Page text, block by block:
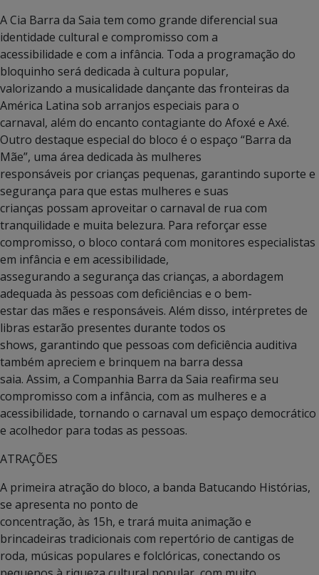
A Cia Barra da Saia tem como grande diferencial sua
identidade cultural e compromisso com a
acessibilidade e com a infância. Toda a programação do
bloquinho será dedicada à cultura popular,
valorizando a musicalidade dançante das fronteiras da
América Latina sob arranjos especiais para o
carnaval, além do encanto contagiante do Afoxé e Axé.
Outro destaque especial do bloco é o espaço “Barra da
Mãe”, uma área dedicada às mulheres
responsáveis por crianças pequenas, garantindo suporte e
segurança para que estas mulheres e suas
crianças possam aproveitar o carnaval de rua com
tranquilidade e muita belezura. Para reforçar esse
compromisso, o bloco contará com monitores especialistas
em infância e em acessibilidade,
assegurando a segurança das crianças, a abordagem
adequada às pessoas com deficiências e o bem-
estar das mães e responsáveis. Além disso, intérpretes de
libras estarão presentes durante todos os
shows, garantindo que pessoas com deficiência auditiva
também apreciem e brinquem na barra dessa
saia. Assim, a Companhia Barra da Saia reafirma seu
compromisso com a infância, com as mulheres e a
acessibilidade, tornando o carnaval um espaço democrático
e acolhedor para todas as pessoas.
ATRAÇÕES
A primeira atração do bloco, a banda Batucando Histórias,
se apresenta no ponto de
concentração, às 15h, e trará muita animação e
brincadeiras tradicionais com repertório de cantigas de
roda, músicas populares e folclóricas, conectando os